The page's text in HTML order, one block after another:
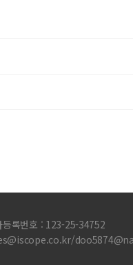
등록번호 : 123-25-34752